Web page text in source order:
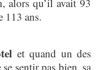
113 ans.
et quand un des
sentir pas bien, sa